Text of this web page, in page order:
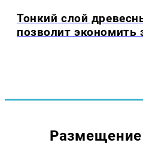
Тонкий слой
позволит экономить